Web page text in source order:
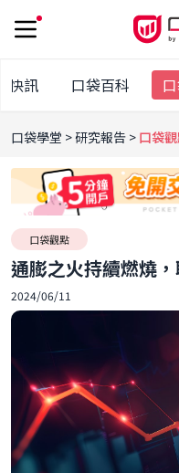
快訊 口袋百科
口袋學堂 研究報告 口袋
口袋觀點
通膨之火持續燃燒
2024/06/11